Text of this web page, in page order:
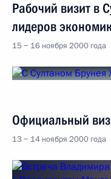
Рабочий визит в
лидеров
15 − 16 ноября 2000 года
Официальный
13 − 14 ноября 2000 года